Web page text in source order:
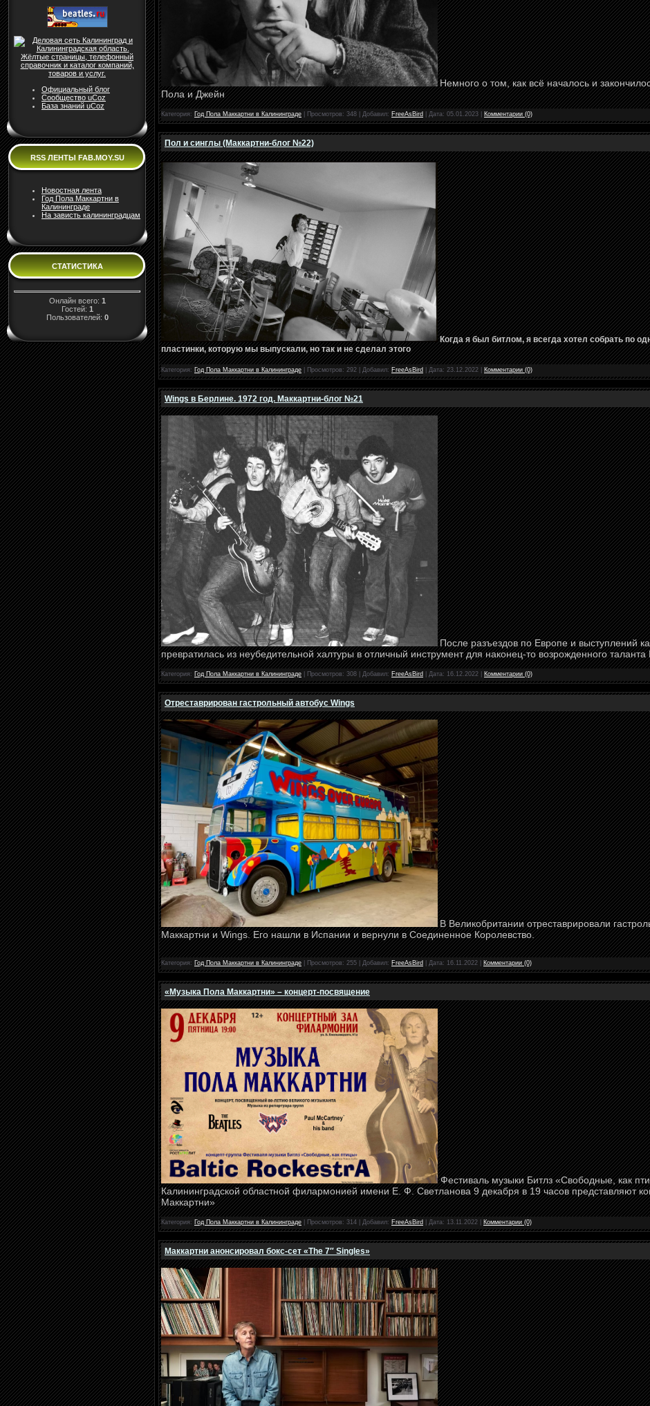
Официальный блог
Сообщество uCoz
База знаний uCoz
RSS ЛЕНТЫ FAB.MOY.SU
Новостная лента
Год Пола Маккартни в
Калининграде
На зависть калининградцам
СТАТИСТИКА
Онлайн всего: 1
Гостей: 1
Пользователей: 0
Немного о том, как всё началось и
Пола и Джейн
Категория: Год Пола Маккартни в Калининграде | Просмотров: 348 | Добавил: FreeAsBird | Дата: 05.01.2023 Комментарии (0)
Пол и синглы (Маккартни-блог №22)
Когда я был битлом, я всегда хотел собрать по
пластинки, которую мы выпускали, но так и не сделал этого
Категория: Год Пола Маккартни в Калининграде | Просмотров: 292 | Добавил: FreeAsBird | Дата: 23.12.2022 Комментарии (0)
Wings в Берлине. 1972 год. Маккартни-блог №21
После разъездов по Европе и выступлений
превратилась из неубедительной халтуры в отличный инструмент для наконец-то возрожденного таланта
Категория: Год Пола Маккартни в Калининграде | Просмотров: 308 | Добавил: FreeAsBird | Дата: 16.12.2022 Комментарии (0)
Отреставрирован гастрольный автобус Wings
В Великобритании отреставрировали
Маккартни и Wings. Его нашли в Испании и вернули в Соединенное Королевство.
Категория: Год Пола Маккартни в Калининграде | Просмотров: 255 | Добавил: FreeAsBird | Дата: 16.11.2022 Комментарии (0)
«Музыка Пола Маккартни» – концерт-посвящение
Фестиваль музыки Битлз «Свободные, как
Калининградской областной филармонией имени Е. Ф. Светланова 9 декабря в 19 часов представляют
Маккартни»
Категория: Год Пола Маккартни в Калининграде | Просмотров: 314 | Добавил: FreeAsBird | Дата: 13.11.2022 Комментарии (0)
Маккартни анонсировал бокс-сет «The 7″ Singles»